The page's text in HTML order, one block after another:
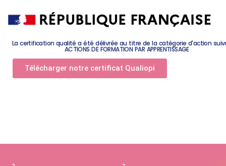
La certification qualité a été délivrée au titre de la catégorie d'action
ACTIONS DE FORMATION PAR APPRENTISSAGE
Télécharger notre certificat Qualiopi